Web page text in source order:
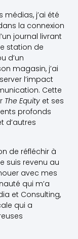
médias, j’ai été
la connexion
journal livrant
station de
d’un
magasin, j’ai
l’impact
Cette
The Equityet ses
profonds
d’autres
de réfléchir à
suis revenu au
avec mes
qui m’a
et Consulting,
qui a